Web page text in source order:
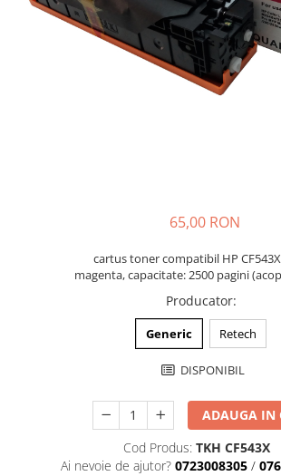
65,00 RON
cartus toner compatibil HP
magenta, capacitate: 2500 pagini
Producator:
Generic Retech
DISPONIBIL
ADAUGA IN
Cod Produs: TKH CF543X
Ai nevoie de ajutor? 0723008305 /